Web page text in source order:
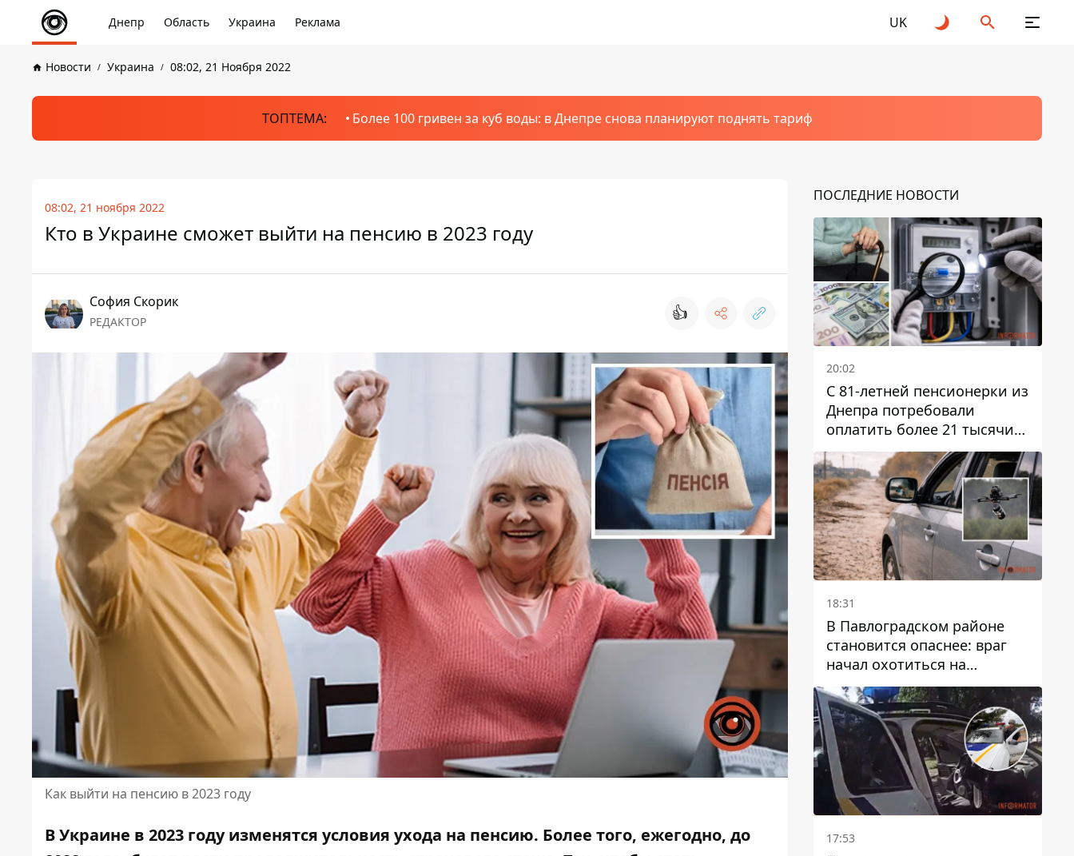
Днепр Область Украина Реклама UK
Новости Украина 08:02, 21 Ноября 2022
ТОПТЕМА: Более 100 гривен за куб воды: в Днепре снова планируют поднять тариф
08:02, 21 ноября 2022
Кто в Украине сможет выйти на пенсию в 2023 году
София Скорик
РЕДАКТОР 👍
Как выйти на пенсию в 2023 году
В Украине в 2023 году изменятся условия ухода на пенсию. Более того, ежегодно, до
ПОСЛЕДНИЕ НОВОСТИ
20:02
С 81-летней пенсионерки из
Днепра потребовали
оплатить более 21 тысячи
гривен за "вмешательство в
работу счетчика"
18:31
В Павлоградском районе
становится опаснее: враг
начал охотиться на
гражданский и военный
транспорт
17:53